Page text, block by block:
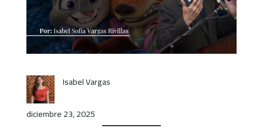
Isabel Vargas
diciembre 23, 2025